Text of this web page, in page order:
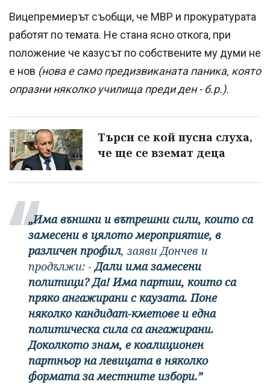
Вицепремиерът съобщи, че МВР и прокуратурата
работят по темата. Не стана ясно откога, при
положение че казусът по собствените му думи не
е нов (нова е само предизвиканата паника, която
опразни няколко училища преди ден - б.р.).
Търси се кой пусна слуха,
че ще се вземат деца
„Има външни и вътрешни сили, които са
замесени в цялото мероприятие, в
различен профил, заяви Дончев и
продължи: -Дали има замесени
политици? Да! Има партии, които са
пряко ангажирани с каузата. Поне
няколко кандидат-кметове и една
политическа сила са ангажирани.
Доколкото знам, е коалиционен
партньор на левицата в няколко
формата за местните избори.”